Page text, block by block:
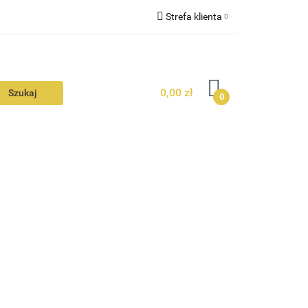
Strefa klienta
Dodaj zgłoszenie
0,00 zł 0